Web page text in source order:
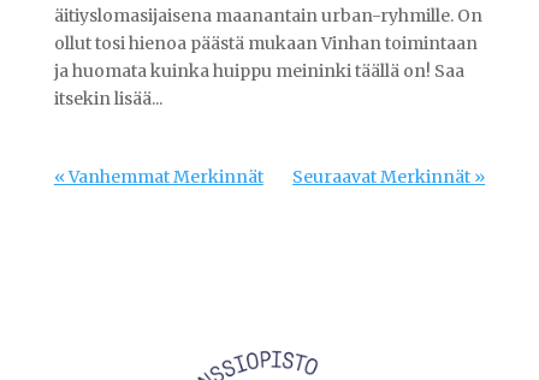
äitiyslomasijaisena maanantain urban-ryhmille. On
ollut tosi hienoa päästä mukaan Vinhan toimintaan
ja huomata kuinka huippu meininki täällä on! Saa
itsekin lisää...
« Vanhemmat Merkinnät Seuraavat Merkinnät »